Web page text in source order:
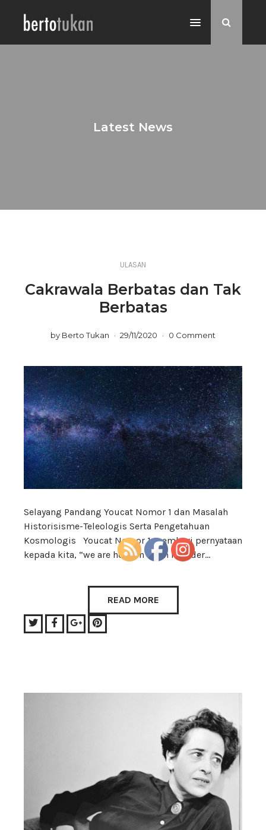
Latest News
ULASAN
Cakrawala Berbatas dan Tak
Berbatas
by Berto Tukan 29/11/2020 0 Comment
Selayang Pandang Youcat Nomor 1 dan Masalah
Historisisme-Teleologis Serta Pengetahuan
Kosmologis Youcat Nomor 1 memberi pernyataan
kepada kita, “we are here on earth in order…
READ MORE
TwitterFacebookGoogle+